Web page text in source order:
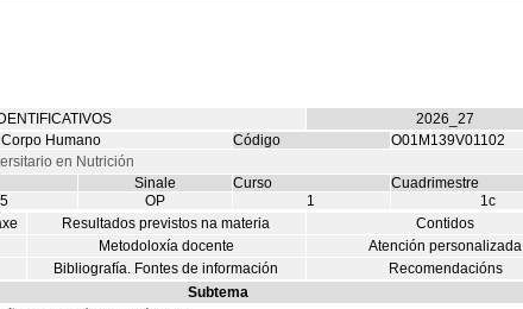
2026_27
Humano Código
O01M139V01102
en Nutrición
Sinale Curso
Cuadrimestre
OP 1
1c
Resultados previstos na materia
Contidos
Metodoloxía docente
Atención personalizada
Bibliografía. Fontes de información
Recomendacións
Subtema